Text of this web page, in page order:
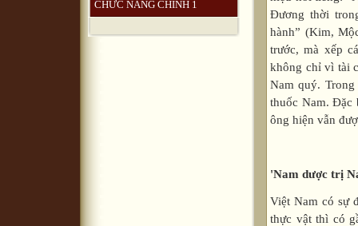
CHỨC NĂNG CHÍNH 1
Đương thời
hành” (Kim,
trước, mà xếp
không chỉ vì tài
Nam quý.
thuốc Nam. Đặc
ông hiện vẫn
'Nam dược trị
Việt Nam có sự
thực vật thì có